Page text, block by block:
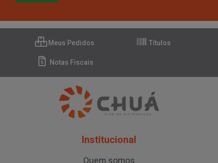
Meus Pedidos Títulos
Notas Fiscais
Institucional
Quem somos